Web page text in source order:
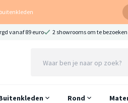
vanaf 89 euro 2 showrooms om te bezoeken
Rond